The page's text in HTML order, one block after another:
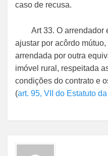
caso de recusa.
Art 33. O arrendador
ajustar por acôrdo
arrendada por outra
imóvel rural, respeitada
condições do contrato e
(art. 95, VII do Estatuto da